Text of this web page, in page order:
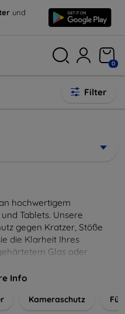
und
0
Filter
hochwertigem
Tablets. Unsere
gegen Kratzer, Stöße
die Klarheit Ihres
Glas oder
Gerät, um eine
und zuverlässigen
Info
Kameraschutz